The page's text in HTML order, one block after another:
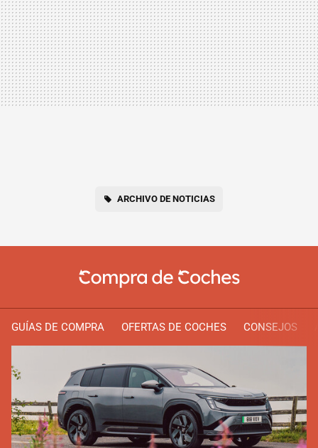
ARCHIVO DE NOTICIAS
GUÍAS DE COMPRA OFERTAS DE COCHES CONSEJOS